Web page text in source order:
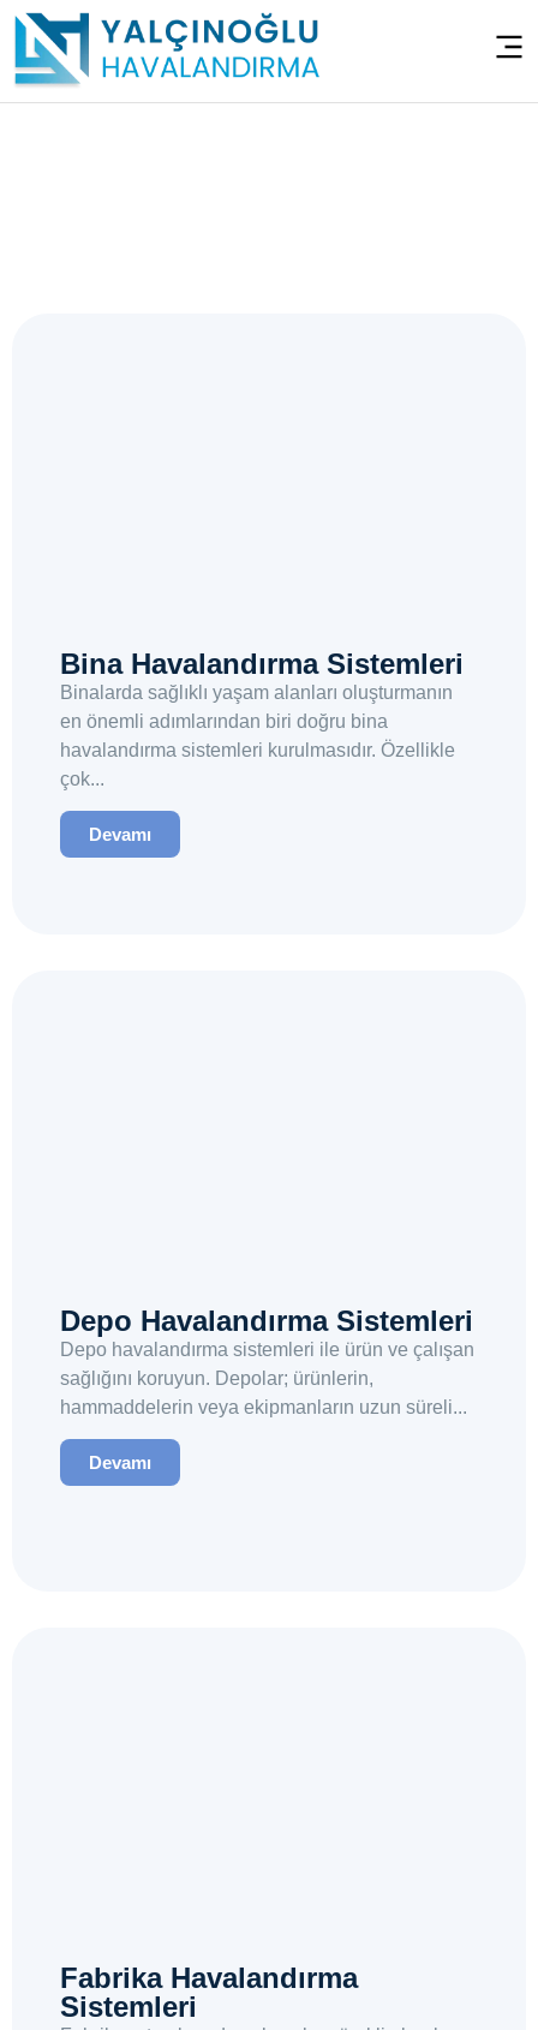
Bina Havalandırma Sistemleri
Binalarda sağlıklı yaşam alanları oluşturmanın
en önemli adımlarından biri doğru bina
havalandırma sistemleri kurulmasıdır. Özellikle
çok...
Devamı
Depo Havalandırma Sistemleri
Depo havalandırma sistemleri ile ürün ve çalışan
sağlığını koruyun. Depolar; ürünlerin,
hammaddelerin veya ekipmanların uzun süreli...
Devamı
Fabrika Havalandırma
Sistemleri